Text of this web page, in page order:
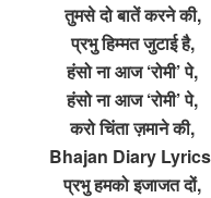
तुमसे दो बातें करने की,
प्रभु हिम्मत जुटाई है,
हंसो ना आज ‘रोमी’ पे,
हंसो ना आज ‘रोमी’ पे,
करो चिंता ज़माने की,
Bhajan Diary
प्रभु हमको इजाजत दों,